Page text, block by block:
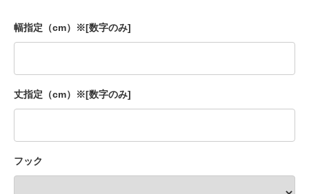
幅指定（cm）※[数字のみ]
丈指定（cm）※[数字のみ]
フック